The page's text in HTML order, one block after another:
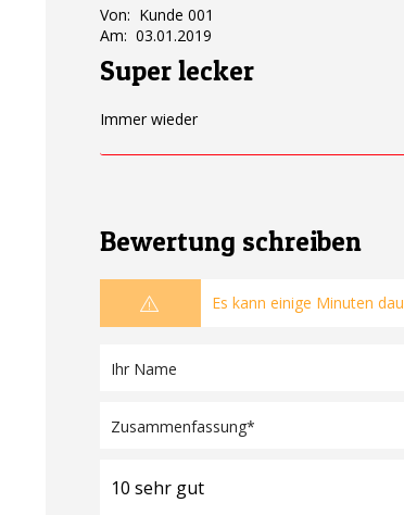
Von: Kunde 001
Am: 03.01.2019
Super lecker
Immer wieder
Bewertung schreiben
Es kann einige Minuten